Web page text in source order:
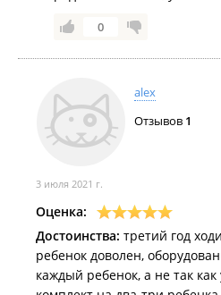
0
alex
Отзывов 1
3 июля 2021 г.
Оценка:
Достоинства: третий год
ребенок доволен,
каждый ребенок, а не так как